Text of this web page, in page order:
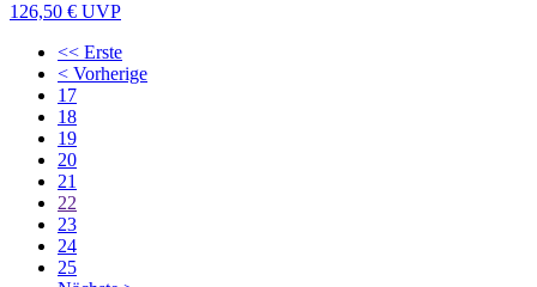
126,50 € UVP
<< Erste
< Vorherige
17
18
19
20
21
22
23
24
25